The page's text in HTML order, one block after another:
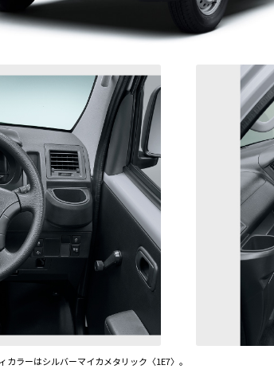
ラーはシルバーマイカメタリック〈1E7〉。